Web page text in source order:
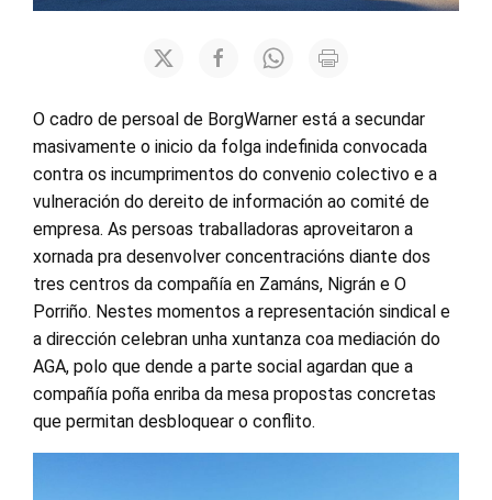
O cadro de persoal de BorgWarner está a secundar
masivamente o inicio da folga indefinida convocada
contra os incumprimentos do convenio colectivo e a
vulneración do dereito de información ao comité de
empresa. As persoas traballadoras aproveitaron a
xornada pra desenvolver concentracións diante dos
tres centros da compañía en Zamáns, Nigrán e O
Porriño. Nestes momentos a representación sindical e
a dirección celebran unha xuntanza coa mediación do
AGA, polo que dende a parte social agardan que a
compañía poña enriba da mesa propostas concretas
que permitan desbloquear o conflito.